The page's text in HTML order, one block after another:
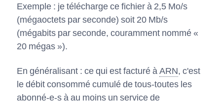
Exemple : je télécharge ce fichier à 2,5 Mo/s
(mégaoctets par seconde) soit 20 Mb/s
(mégabits par seconde, couramment nommé «
20 mégas »).
En généralisant : ce qui est facturé àARN, c'est
le débit consommé cumulé de tous-toutes les
abonné-e-s à au moins un service de